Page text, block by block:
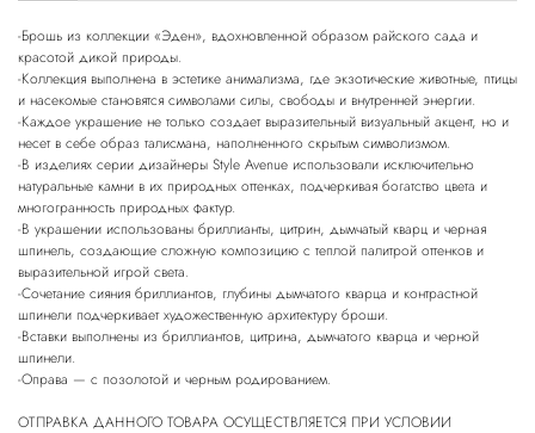
-Брошь из коллекции «Эден», вдохновленной образом райского сада и
красотой дикой природы.
-Коллекция выполнена в эстетике анимализма, где экзотические животные, птицы
и насекомые становятся символами силы, свободы и внутренней энергии.
-Каждое украшение не только создает выразительный визуальный акцент, но и
несет в себе образ талисмана, наполненного скрытым символизмом.
-В изделиях серии дизайнеры Style Avenue использовали исключительно
натуральные камни в их природных оттенках, подчеркивая богатство цвета и
многогранность природных фактур.
-В украшении использованы бриллианты, цитрин, дымчатый кварц и черная
шпинель, создающие сложную композицию с теплой палитрой оттенков и
выразительной игрой света.
-Сочетание сияния бриллиантов, глубины дымчатого кварца и контрастной
шпинели подчеркивает художественную архитектуру броши.
-Вставки выполнены из бриллиантов, цитрина, дымчатого кварца и черной
шпинели.
-Оправа — с позолотой и черным родированием.
ОТПРАВКА ДАННОГО ТОВАРА ОСУЩЕСТВЛЯЕТСЯ ПРИ УСЛОВИИ